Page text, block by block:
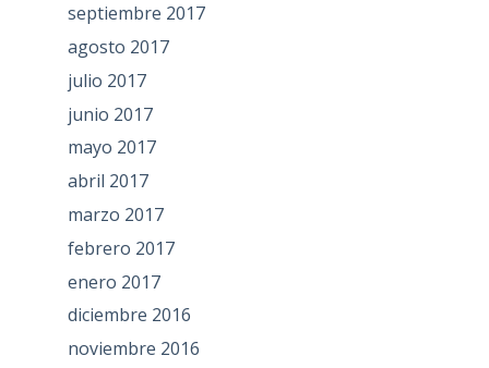
septiembre 2017
agosto 2017
julio 2017
junio 2017
mayo 2017
abril 2017
marzo 2017
febrero 2017
enero 2017
diciembre 2016
noviembre 2016